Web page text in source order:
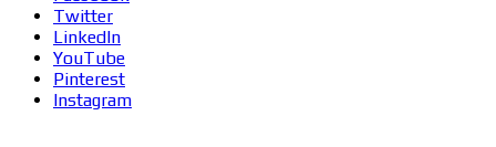
Twitter
LinkedIn
YouTube
Pinterest
Instagram